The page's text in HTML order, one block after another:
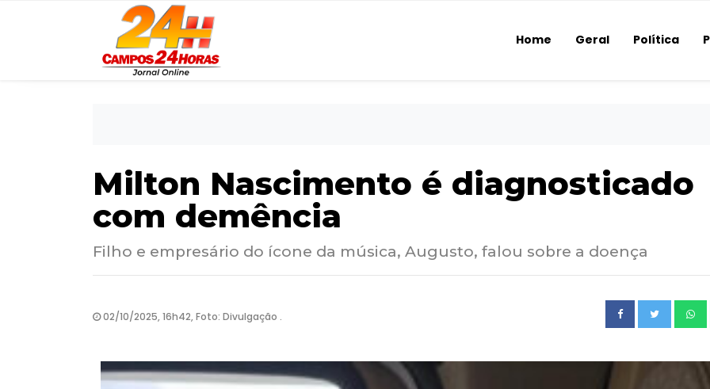
Home Geral Política
Milton Nascimento é diagnosticado
com demência
Filho e empresário do ícone da música, Augusto, falou sobre a doença
02/10/2025, 16h42, Foto: Divulgação .